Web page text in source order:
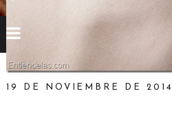
19 DE NOVIEMBRE DE 2014